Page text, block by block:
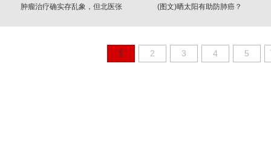
肿瘤治疗确实存乱象，但北医张
(图文)晒太阳有助防肺癌？
1 2 3 4 5